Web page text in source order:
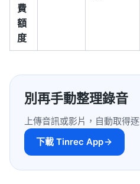
費
額
度
別再手動整理錄音
上傳音訊或影片，自動取得
下載 Tinrec App